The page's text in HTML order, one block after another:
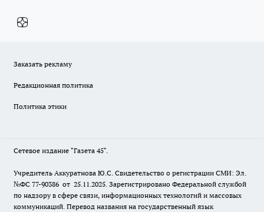
Заказать рекламу
Редакционная политика
Политика этики
Сетевое издание "Газета 45".
Учредитель Аккуратнова Ю.С. Свидетельство о регистрации СМИ: Эл.
№ФС 77-90386 от 25.11.2025. Зарегистрировано Федеральной службой
по надзору в сфере связи, информационных технологий и массовых
коммуникаций. Перевод названия на государственный язык